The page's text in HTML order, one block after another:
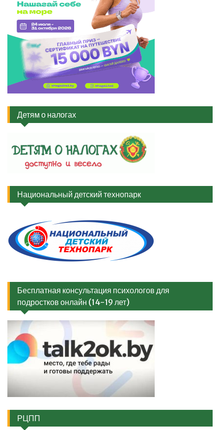
Детям о налогах
Национальный детский технопарк
Бесплатная консультация психологов для
подростков онлайн (14-19 лет)
РЦПП